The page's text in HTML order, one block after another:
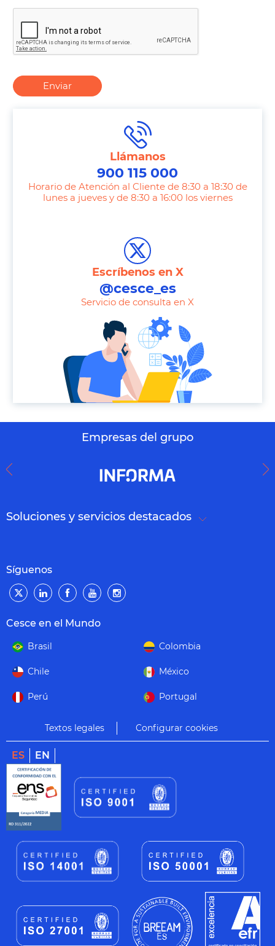
Llámanos
900 115 000
Horario de Atención al Cliente de 8:30 a 18:30 de
lunes a jueves y de 8:30 a 16:00 los viernes
Escríbenos en X
@cesce_es
Servicio de consulta en X
Enviar
Empresas del grupo
Soluciones y servicios destacados
Síguenos
Cesce en el Mundo
Brasil Colombia
Chile México
Perú Portugal
Textos legales Configurar cookies
ES EN